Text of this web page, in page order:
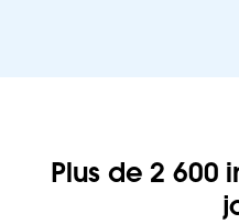
Plus de 2 600